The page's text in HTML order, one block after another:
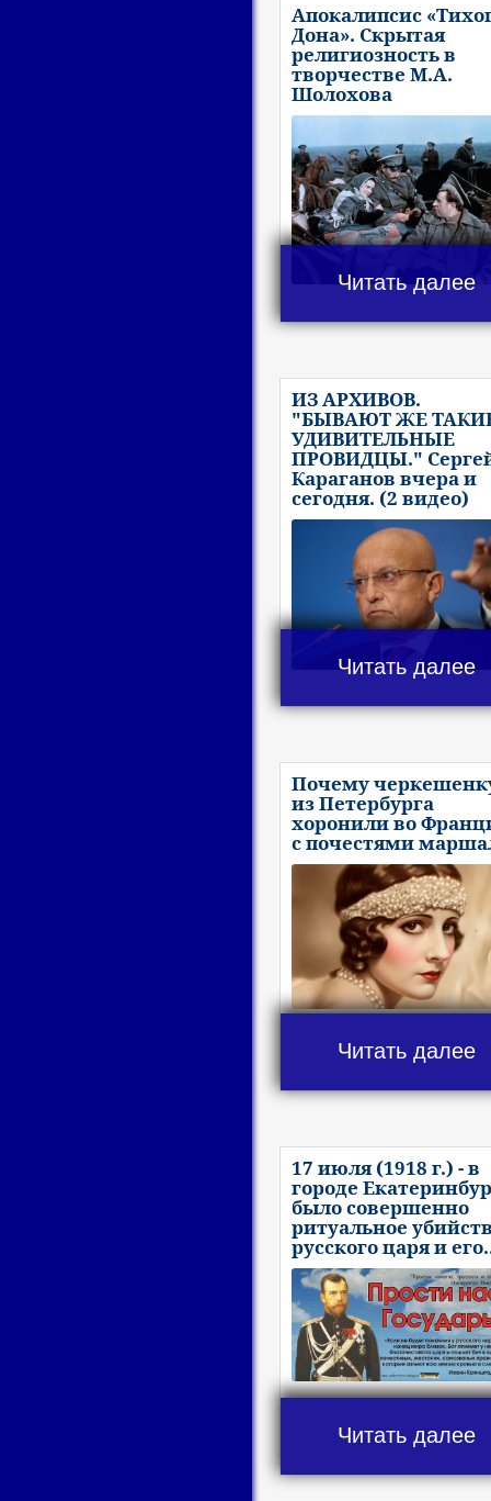
Апокалипсис
Дона». Скрытая
религиозность в
творчестве М.А.
Шолохова
Читать далее
ИЗ АРХИВОВ.
"БЫВАЮТ ЖЕ
УДИВИТЕЛЬНЫЕ
ПРОВИДЦЫ."
Караганов вчера и
сегодня. (2 видео)
Читать далее
Почему
из Петербурга
хоронили во
с почестями
Читать далее
17 июля (1918 г.) - в
городе
было совершенно
ритуальное
русского царя и
Читать далее